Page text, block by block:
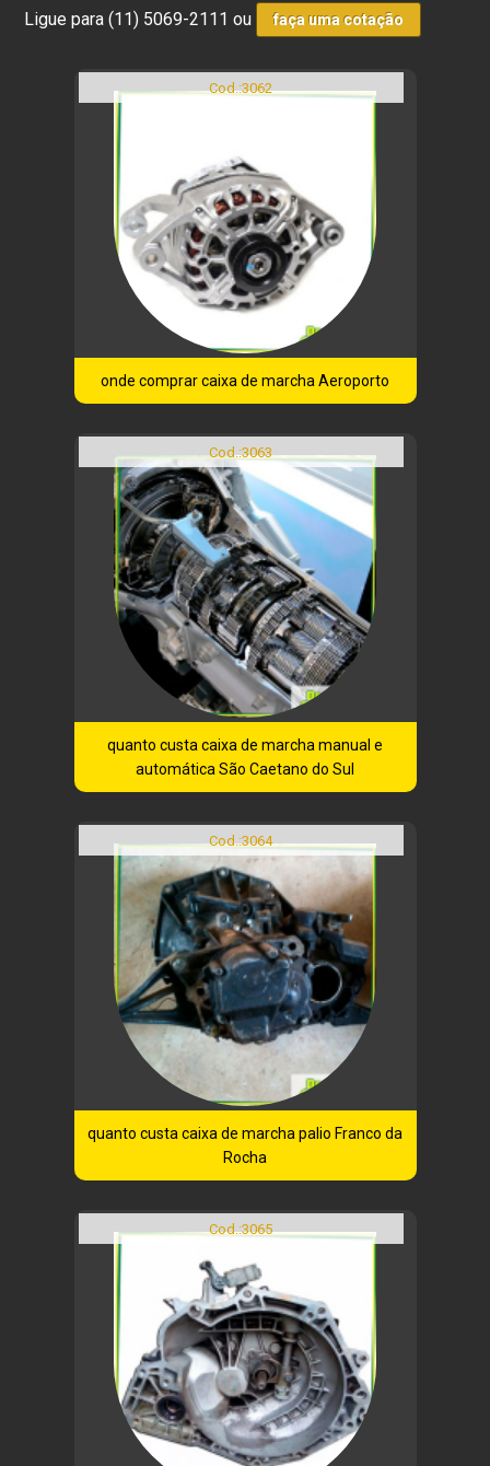
Ligue para(11) 5069-2111 ou faça uma cotação
Cod.:3062
onde comprar caixa de marcha Aeroporto
Cod.:3063
quanto custa caixa de marcha manual e
automática São Caetano do Sul
Cod.:3064
quanto custa caixa de marcha palio Franco da
Rocha
Cod.:3065